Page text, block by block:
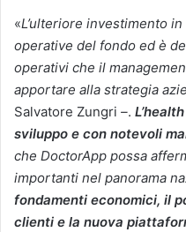
«L’ulteriore investimento
operative del fondo ed è
operativi che il
apportare alla strategia
Salvatore Zungri –.
sviluppo e con notevoli
che DoctorApp possa
importanti nel panorama
fondamenti economici, il
clienti e la nuova